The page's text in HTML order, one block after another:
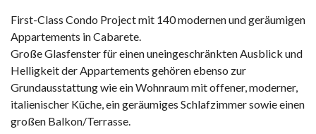
First-Class Condo Project mit 140 modernen und geräumigen
Appartements in Cabarete.
Große Glasfenster für einen uneingeschränkten Ausblick und
Helligkeit der Appartements gehören ebenso zur
Grundausstattung wie ein Wohnraum mit offener, moderner,
italienischer Küche, ein geräumiges Schlafzimmer sowie einen
großen Balkon/Terrasse.